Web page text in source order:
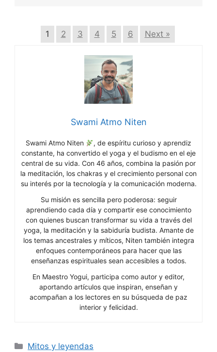
1 2 3 4 5 6 Next »
Swami Atmo Niten
Swami Atmo Niten
, de espíritu curioso y aprendiz
constante, ha convertido el yoga y el budismo en el eje
central de su vida. Con 46 años, combina la pasión por
la meditación, los chakras y el crecimiento personal con
su interés por la tecnología y la comunicación moderna.
Su misión es sencilla pero poderosa: seguir
aprendiendo cada día y compartir ese conocimiento
con quienes buscan transformar su vida a través del
yoga, la meditación y la sabiduría budista. Amante de
los temas ancestrales y míticos, Niten también integra
enfoques contemporáneos para hacer que las
enseñanzas espirituales sean accesibles a todos.
En Maestro Yogui, participa como autor y editor,
aportando artículos que inspiran, enseñan y
acompañan a los lectores en su búsqueda de paz
interior y felicidad.
Categorías
Mitos y leyendas